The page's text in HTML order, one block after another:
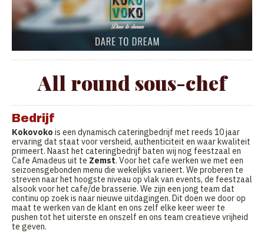
All round sous-chef
Bedrijf
Kokovoko is een dynamisch cateringbedrijf met reeds 10 jaar
ervaring dat staat voor versheid, authenticiteit en waar kwaliteit
primeert. Naast het cateringbedrijf baten wij nog feestzaal en
Cafe Amadeus uit te Zemst. Voor het cafe werken we met een
seizoensgebonden menu die wekelijks varieert. We proberen te
streven naar het hoogste niveau op vlak van events, de feestzaal
alsook voor het cafe/de brasserie. We zijn een jong team dat
continu op zoek is naar nieuwe uitdagingen. Dit doen we door op
maat te werken van de klant en ons zelf elke keer weer te
pushen tot het uiterste en onszelf en ons team creatieve vrijheid
te geven.